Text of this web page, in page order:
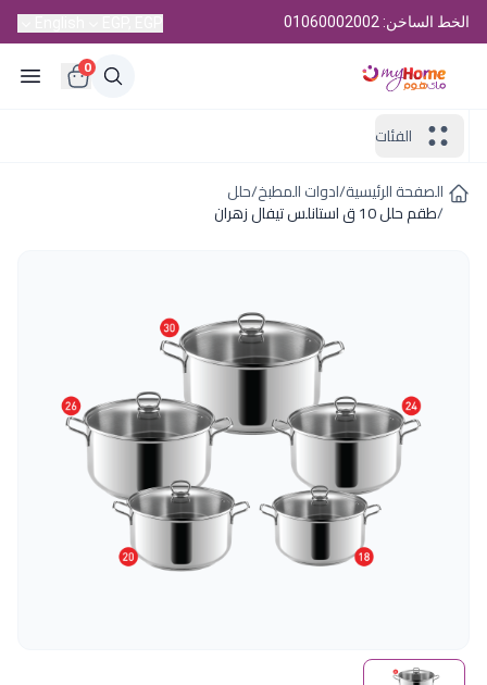
الخط الساخن: 01060002002
0
الفئات
الصفحة الرئيسية/ادوات المطبخ/حلل
/طقم حلل 10 ق استانلس تيفال زهران